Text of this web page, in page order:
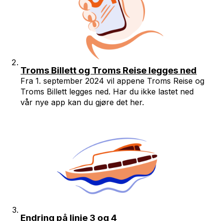
Troms Billett og Troms Reise legges ned
Fra 1. september 2024 vil appene Troms Reise og
Troms Billett legges ned. Har du ikke lastet ned
vår nye app kan du gjøre det her.
Endring på linje 3 og 4